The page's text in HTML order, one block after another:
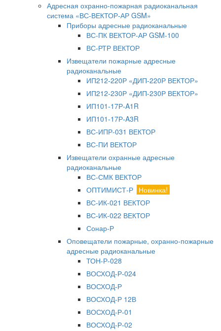
Адресная охранно-пожарная радиоканальная
система «ВС-ВЕКТОР-АР GSM»
Приборы адресные радиоканальные
ВС-ПК ВЕКТОР-АР GSM-100
ВС-РТР ВЕКТОР
Извещатели пожарные адресные
радиоканальные
ИП212-220Р «ДИП-220Р ВЕКТОР»
ИП212-230Р «ДИП-230Р ВЕКТОР»
ИП101-17Р-A1R
ИП101-17Р-A3R
ВС-ИПР-031 ВЕКТОР
ВС-ПИ ВЕКТОР
Извещатели охранные адресные
радиоканальные
ВС-СМК ВЕКТОР
ОПТИМИСТ-Р Новинка!
ВС-ИК-021 ВЕКТОР
ВС-ИК-022 ВЕКТОР
Сонар-Р
Оповещатели пожарные, охранно-пожарные
адресные радиоканальные
ТОН-Р-028
ВОСХОД-Р-024
ВОСХОД-Р
ВОСХОД-Р 12В
ВОСХОД-Р-01
ВОСХОД-Р-02